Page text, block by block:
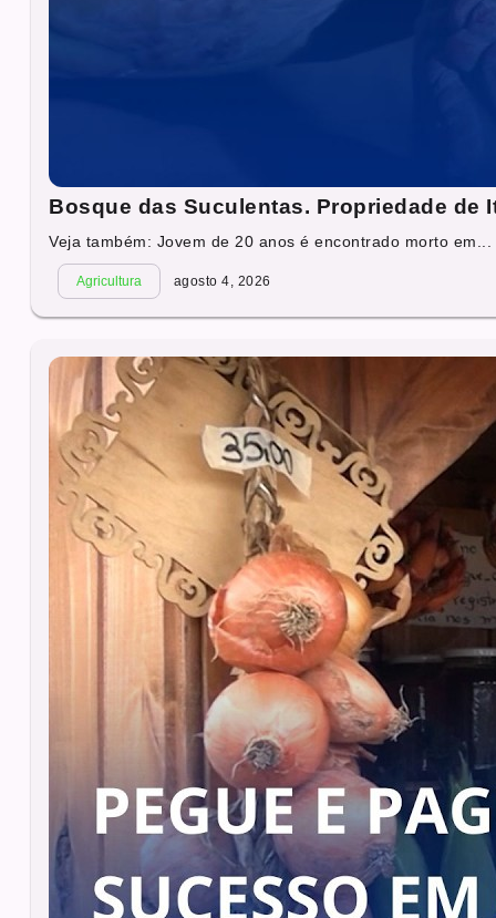
Bosque das Suculentas. Propriedade de
Veja também: Jovem de 20 anos é encontrado morto em...
Agricultura agosto 4, 2026